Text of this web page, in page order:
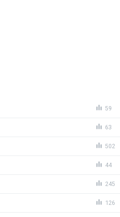
59
63
502
44
245
126